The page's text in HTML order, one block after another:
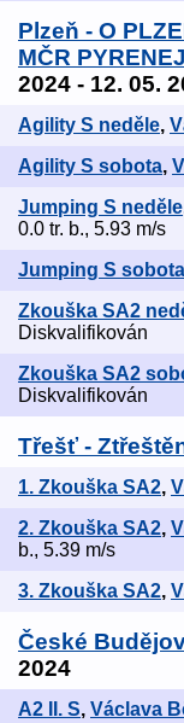
Plzeň - O
MČR
2024 - 12. 05.
Agility S neděle,
Agility S sobota,
Jumping S neděle
0.0 tr. b., 5.93 m/s
Jumping S sobota
Zkouška SA2
Diskvalifikován
Zkouška SA2
Diskvalifikován
Třešť -
1. Zkouška SA2,
2. Zkouška SA2,
b., 5.39 m/s
3. Zkouška SA2,
České
2024
A2 II. S, Václava